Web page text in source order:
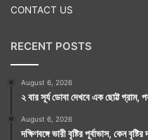
CONTACT US
RECENT POSTS
August 6, 2026
২ বার সূর্য ডোবা দেখবে এক ছোট্ট গ্রাম,
August 6, 2026
দক্ষিণবঙ্গে ভারী বৃষ্টির পূর্বাভাস, কেন